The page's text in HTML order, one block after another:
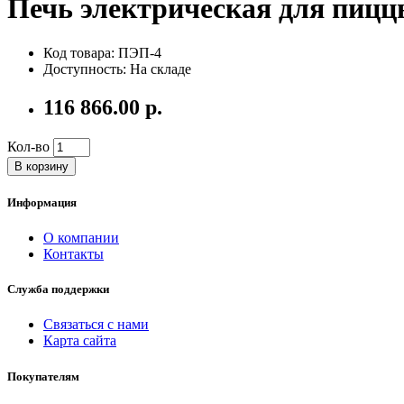
Печь электрическая для
Код товара: ПЭП-4
Доступность: На складе
116 866.00 р.
Кол-во
В корзину
Информация
О компании
Контакты
Служба поддержки
Связаться с нами
Карта сайта
Покупателям